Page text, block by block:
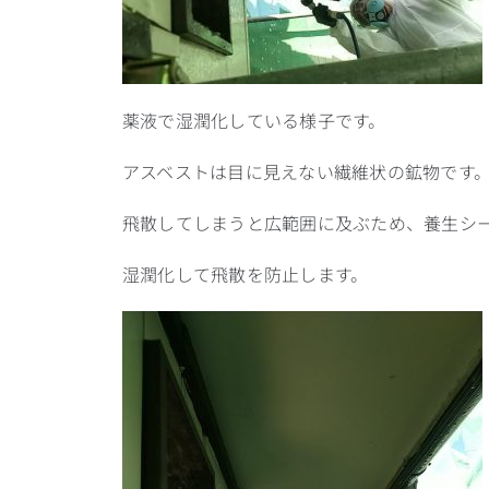
薬液で湿潤化している様子です。
アスベストは目に見えない繊維状の鉱物です。
飛散してしまうと広範囲に及ぶため、養生シ
湿潤化して飛散を防止します。